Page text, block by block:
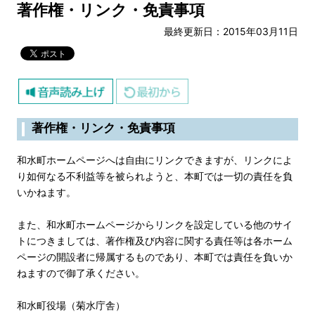
著作権・リンク・免責事項
最終更新日：2015年03月11日
著作権・リンク・免責事項
和水町ホームページへは自由にリンクできますが、リンクによ
り如何なる不利益等を被られようと、本町では一切の責任を負
いかねます。
また、和水町ホームページからリンクを設定している他のサイ
トにつきましては、著作権及び内容に関する責任等は各ホーム
ページの開設者に帰属するものであり、本町では責任を負いか
ねますので御了承ください。
和水町役場（菊水庁舎）